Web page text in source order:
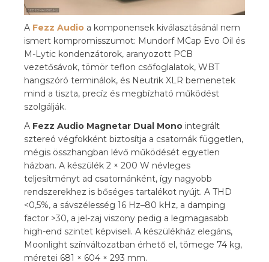
A Fezz Audio a komponensek kiválasztásánál nem
ismert kompromisszumot: Mundorf MCap Evo Oil és
M-Lytic kondenzátorok, aranyozott PCB
vezetősávok, tömör teflon csőfoglalatok, WBT
hangszóró terminálok, és Neutrik XLR bemenetek
mind a tiszta, precíz és megbízható működést
szolgálják.
A Fezz Audio Magnetar Dual Mono integrált
sztereó végfokként biztosítja a csatornák független,
mégis összhangban lévő működését egyetlen
házban. A készülék 2 × 200 W névleges
teljesítményt ad csatornánként, így nagyobb
rendszerekhez is bőséges tartalékot nyújt. A THD
<0,5%, a sávszélesség 16 Hz–80 kHz, a damping
factor >30, a jel-zaj viszony pedig a legmagasabb
high-end szintet képviseli. A készülékház elegáns,
Moonlight színváltozatban érhető el, tömege 74 kg,
méretei 681 × 604 × 293 mm.